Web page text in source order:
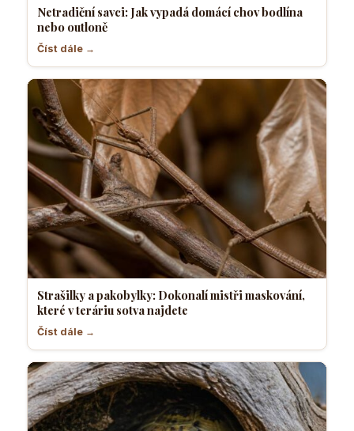
Netradiční savci: Jak vypadá domácí chov bodlína
nebo outloně
Číst dále →
Strašilky a pakobylky: Dokonalí mistři maskování,
které v teráriu sotva najdete
Číst dále →